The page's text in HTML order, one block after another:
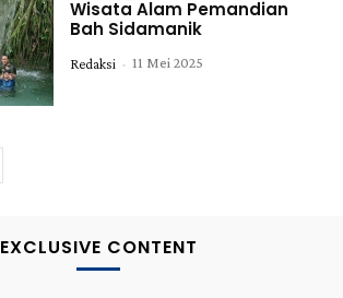
Wisata Alam Pemandian
Bah Sidamanik
Redaksi - 11 Mei 2025
EXCLUSIVE CONTENT